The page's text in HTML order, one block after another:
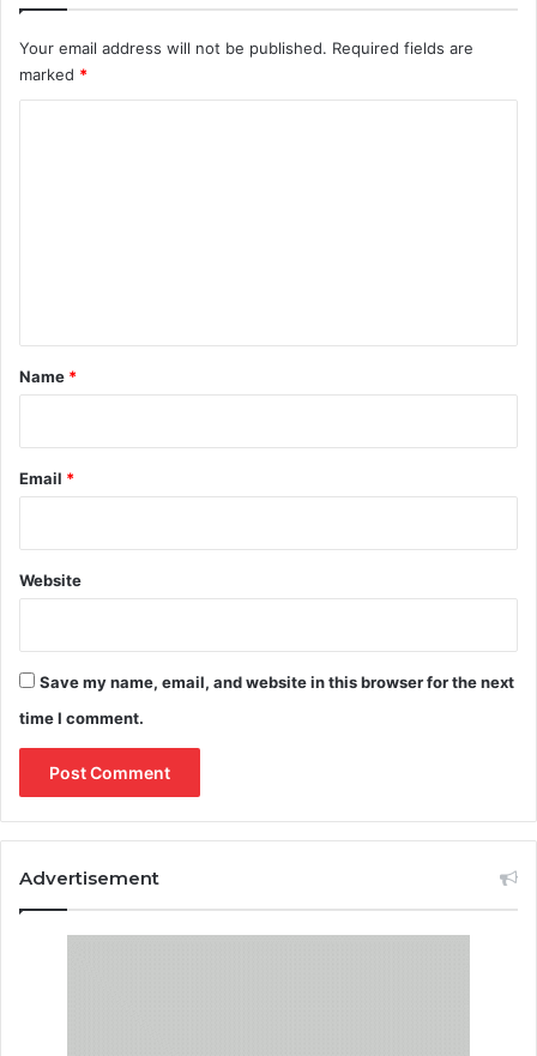
Your email address will not be published. Required fields are
marked *
*
Name *
Email *
Website
Save my name, email, and website in this browser for the next
time I comment.
Advertisement